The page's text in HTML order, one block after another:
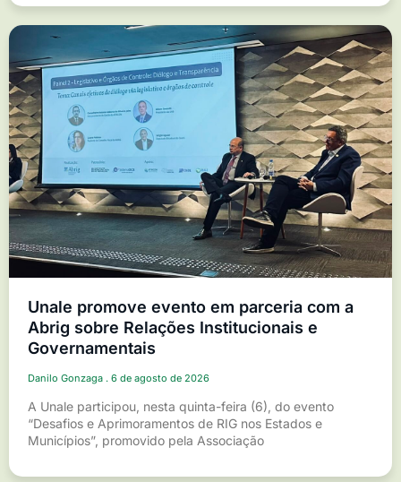
Unale promove evento em parceria com a
Abrig sobre Relações Institucionais e
Governamentais
Danilo Gonzaga 6 de agosto de 2026
A Unale participou, nesta quinta-feira (6), do evento
“Desafios e Aprimoramentos de RIG nos Estados e
Municípios”, promovido pela Associação